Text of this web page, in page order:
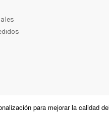
para mejorar la calidad